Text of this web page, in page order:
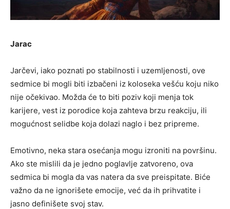
Jarac
Jarčevi, iako poznati po stabilnosti i uzemljenosti, ove
sedmice bi mogli biti izbačeni iz koloseka vešću koju niko
nije očekivao. Možda će to biti poziv koji menja tok
karijere, vest iz porodice koja zahteva brzu reakciju, ili
mogućnost selidbe koja dolazi naglo i bez pripreme.
Emotivno, neka stara osećanja mogu izroniti na površinu.
Ako ste mislili da je jedno poglavlje zatvoreno, ova
sedmica bi mogla da vas natera da sve preispitate. Biće
važno da ne ignorišete emocije, već da ih prihvatite i
jasno definišete svoj stav.